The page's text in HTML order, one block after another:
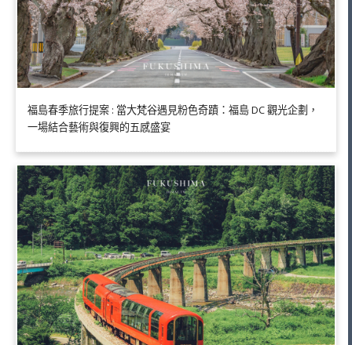
福島春季旅行提案 : 當大梵谷遇見粉色奇蹟：福島 DC 觀光企劃，
一場結合藝術與復興的五感盛宴